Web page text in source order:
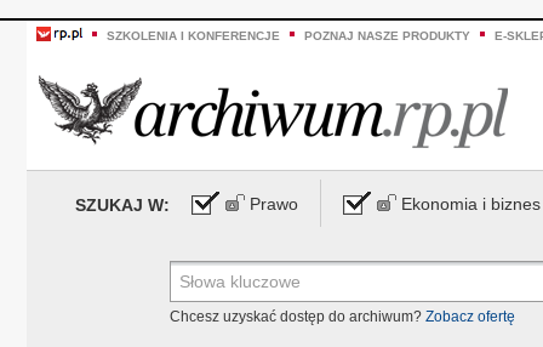
SZKOLENIA I KONFERENCJE POZNAJ NASZE PRODUKTY E-
SZUKAJ W: Prawo Ekonomia i biznes
Chcesz uzyskać dostęp do archiwum? Zobacz ofertę